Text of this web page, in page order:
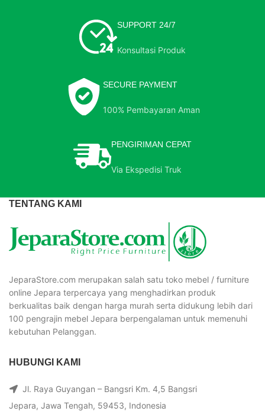
SUPPORT 24/7
Konsultasi Produk
SECURE PAYMENT
100% Pembayaran Aman
PENGIRIMAN CEPAT
Via Ekspedisi Truk
TENTANG KAMI
JeparaStore.com merupakan salah satu toko mebel / furniture
online Jepara terpercaya yang menghadirkan produk
berkualitas baik dengan harga murah serta didukung lebih dari
100 pengrajin mebel Jepara berpengalaman untuk memenuhi
kebutuhan Pelanggan.
HUBUNGI KAMI
Jl. Raya Guyangan – Bangsri Km. 4,5 Bangsri
Jepara, Jawa Tengah, 59453, Indonesia